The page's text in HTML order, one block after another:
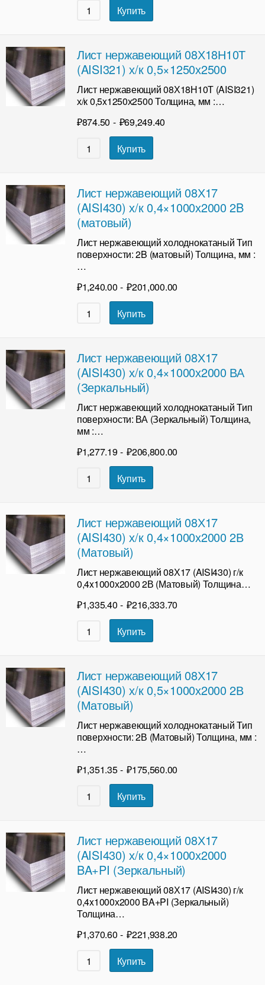
Купить
Лист нержавеющий 08Х18Н10Т
(AISI321) х/к 0,5×1250х2500
Лист нержавеющий 08Х18Н10Т (AISI321)
х/к 0,5x1250х2500 Толщина, мм :…
₽874.50 - ₽69,249.40
Купить
Лист нержавеющий 08Х17
(AISI430) х/к 0,4×1000х2000 2B
(матовый)
Лист нержавеющий холоднокатаный Тип
поверхности: 2B (матовый) Толщина, мм :
…
₽1,240.00 - ₽201,000.00
Купить
Лист нержавеющий 08Х17
(AISI430) х/к 0,4×1000х2000 ВА
(Зеркальный)
Лист нержавеющий холоднокатаный Тип
поверхности: ВА (Зеркальный) Толщина,
мм :…
₽1,277.19 - ₽206,800.00
Купить
Лист нержавеющий 08Х17
(AISI430) х/к 0,4×1000х2000 2В
(Матовый)
Лист нержавеющий 08Х17 (AISI430) г/к
0,4x1000х2000 2В (Матовый) Толщина…
₽1,335.40 - ₽216,333.70
Купить
Лист нержавеющий 08Х17
(AISI430) х/к 0,5×1000х2000 2В
(Матовый)
Лист нержавеющий холоднокатаный Тип
поверхности: 2В (Матовый) Толщина, мм :
…
₽1,351.35 - ₽175,560.00
Купить
Лист нержавеющий 08Х17
(AISI430) х/к 0,4×1000х2000
BA+PI (Зеркальный)
Лист нержавеющий 08Х17 (AISI430) г/к
0,4x1000х2000 BA+PI (Зеркальный)
Толщина…
₽1,370.60 - ₽221,938.20
Купить